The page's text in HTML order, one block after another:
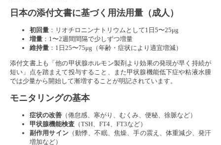
日本の添付文書に基づく用法用量（成人）
初回量 ：リオチロニンナトリウムとして1日5〜25μg
増量 ：1〜2週間間隔で少しずつ増量
維持量 ：1日25〜75μg（年齢・症状により適宜増減）
添付文書上も「他の甲状腺ホルモン製剤より効果の発現が早く持続が
短い」点を踏まえて投与すること、また甲状腺機能低下症や粘液水腫
では少量から開始して漸増することが明記されています。
モニタリングの基本
症状の改善 （倦怠感、寒がり、むくみ、便秘、徐脈など）
甲状腺機能検査 （TSH、FT4、FT3など）
副作用サイン（動悸、不眠、焦燥、手の震え、体重減少、発汗
増加など）